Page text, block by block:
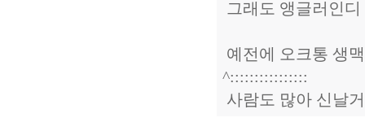
그래도 앵글러인
예전에 오크통 생
^::::::::::::::::
사람도 많아 신날